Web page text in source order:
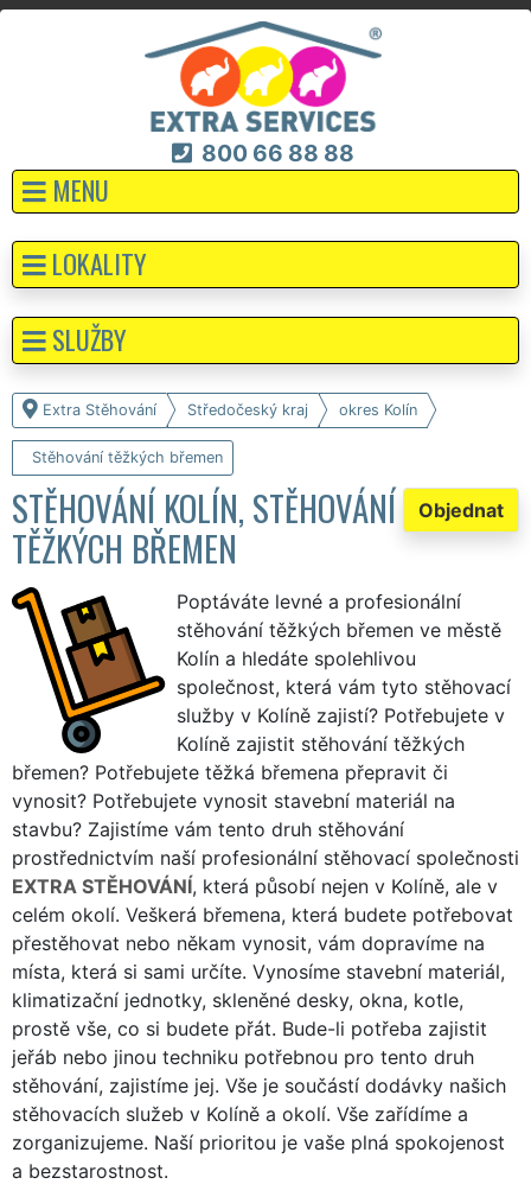
800 66 88 88
MENU
Extra Stěhování Středočeský kraj okres Kolín
Stěhování těžkých břemen
Objednat
STĚHOVÁNÍ KOLÍN, STĚHOVÁNÍ
TĚŽKÝCH BŘEMEN
Poptáváte levné a profesionální
stěhování těžkých břemen ve městě
Kolín a hledáte spolehlivou
společnost, která vám tyto stěhovací
služby v Kolíně zajistí? Potřebujete v
Kolíně zajistit stěhování těžkých
břemen? Potřebujete těžká břemena přepravit či
vynosit? Potřebujete vynosit stavební materiál na
stavbu? Zajistíme vám tento druh stěhování
prostřednictvím naší profesionální stěhovací společnosti
EXTRA STĚHOVÁNÍ, která působí nejen v Kolíně, ale v
celém okolí. Veškerá břemena, která budete potřebovat
přestěhovat nebo někam vynosit, vám dopravíme na
místa, která si sami určíte. Vynosíme stavební materiál,
klimatizační jednotky, skleněné desky, okna, kotle,
prostě vše, co si budete přát. Bude-li potřeba zajistit
jeřáb nebo jinou techniku potřebnou pro tento druh
stěhování, zajistíme jej. Vše je součástí dodávky našich
stěhovacích služeb v Kolíně a okolí. Vše zařídíme a
zorganizujeme. Naší prioritou je vaše plná spokojenost
a bezstarostnost.
LOKALITY
SLUŽBY